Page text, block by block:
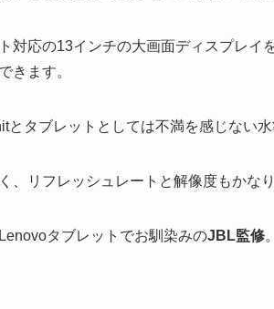
対応の13インチの大画面ディスプレイ
きます。
とタブレットとしては不満を感じない
、リフレッシュレートと解像度もかな
タブレットでお馴染みのJBL監修